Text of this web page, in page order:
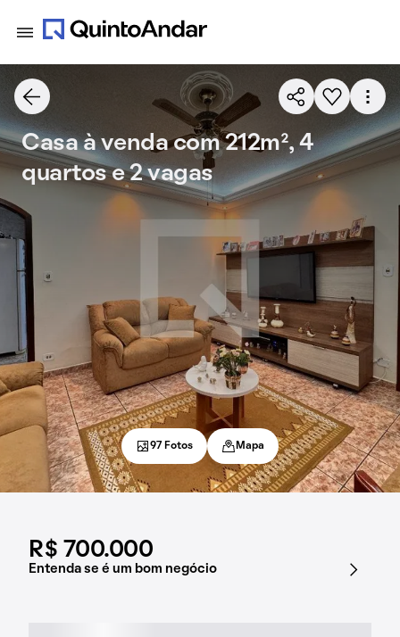
R$ 700.000
Entenda se é um bom negócio
Casa à venda com 212m², 4
quartos e 2 vagas
97 Fotos Mapa